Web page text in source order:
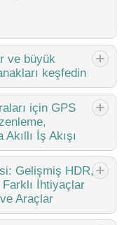
ve büyük
keşfedin
2026 Yaratıcı bir
olanaklar. VSDC
doğrudan
için GPS
İş Akışı
zamandır beklenen
için tasarlanmış
Gelişmiş HDR,
İhtiyaçlar
Araçlar